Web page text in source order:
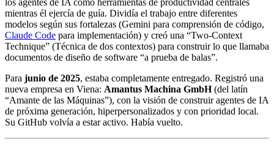
mientras él ejercía de guía. Dividía el trabajo entre diferentes
modelos según sus fortalezas (Gemini para comprensión de código,
Claude Code para implementación) y creó una “Two-Context
Technique” (Técnica de dos contextos) para construir lo que llamaba
documentos de diseño de software “a prueba de balas”.
Para junio de 2025, estaba completamente entregado. Registró una
nueva empresa en Viena: Amantus Machina GmbH(del latín
“Amante de las Máquinas”), con la visión de construir agentes de IA
de próxima generación, hiperpersonalizados y con prioridad local.
Su GitHub volvía a estar activo. Había vuelto.